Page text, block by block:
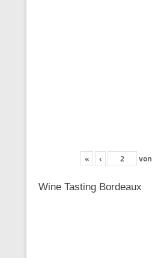
« ‹ von
Wine Tasting Bordeaux